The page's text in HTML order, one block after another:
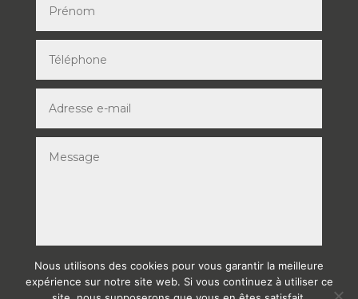
ENVOYER
Nous utilisons des cookies pour vous garantir la meilleure
expérience sur notre site web. Si vous continuez à utiliser ce